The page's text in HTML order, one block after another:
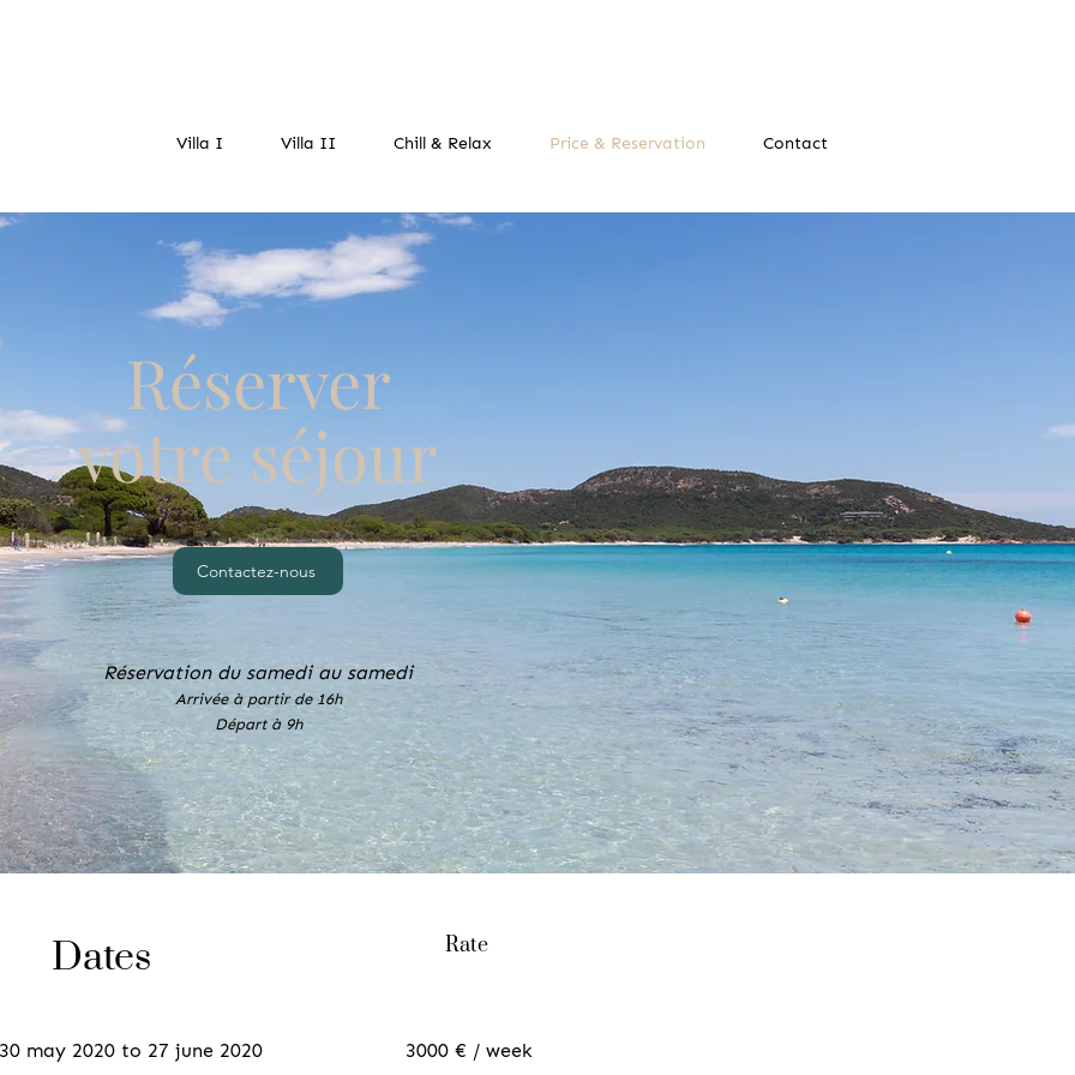
Réserver
votre séjour
Contactez-nous
Réservation du samedi au samedi
Arrivée à partir de 16h
Départ à 9h
Dates
may 2020 to 27 june 2020
Rate
3000 € / week
Villa I Villa II Chill & Relax Price & Reservation Contact